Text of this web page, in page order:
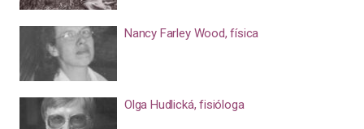
Nancy Farley Wood, física
Olga Hudlická, fisióloga